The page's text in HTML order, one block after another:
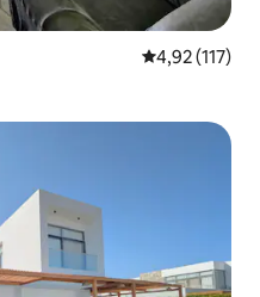
Classificação
4,92 (117)